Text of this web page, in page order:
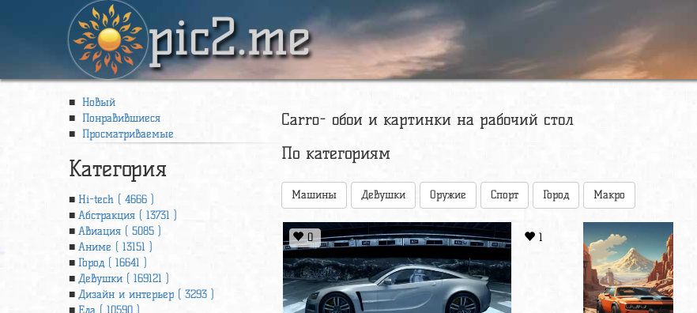
pic2.me
Новый
Понравившиеся
Просматриваемые
Категория
Hi-tech ( 4666 )
Абстракция ( 13731 )
Авиация ( 5085 )
Аниме ( 13151 )
Город ( 16641 )
Девушки ( 169121 )
Дизайн и интерьер ( 3293 )
Еда ( 10590 )
Carro- обои и картинки на рабочий стол
По категориям
Машины Девушки Оружие Спорт Город Макро
0 1